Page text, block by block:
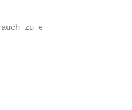
zu erkennen,